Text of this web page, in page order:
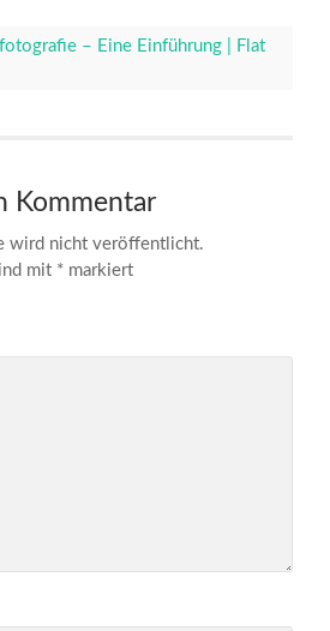
– Eine Einführung | Flat
Kommentar
wird nicht veröffentlicht.
mit * markiert